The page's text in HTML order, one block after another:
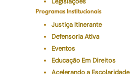
Programas Institucionais
Justiça Itinerante
Defensoria Ativa
Eventos
Educação Em Direitos
Acelerando a Escolaridade